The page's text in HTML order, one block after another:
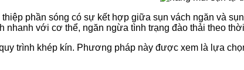
phần sóng có sự kết hợp giữa sụn vách ngăn và
nhanh với cơ thể, ngăn ngừa tình trạng đào thải theo
trình khép kín. Phương pháp này được xem là lựa